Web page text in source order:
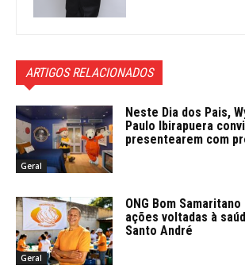
ARTIGOS RELACIONADOS
Geral
Neste Dia dos Pais,
Paulo Ibirapuera
presentearem com
Geral
ONG Bom
ações voltadas à
Santo André